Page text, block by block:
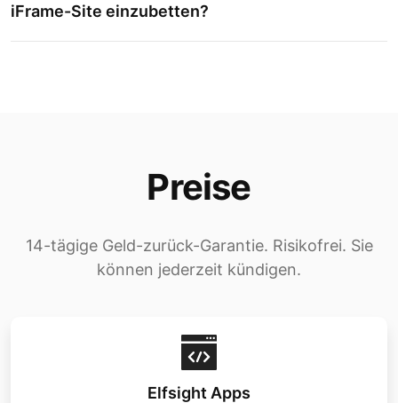
iFrame-Site einzubetten?
Preise
14-tägige Geld-zurück-Garantie. Risikofrei. Sie
können jederzeit kündigen.
Elfsight Apps